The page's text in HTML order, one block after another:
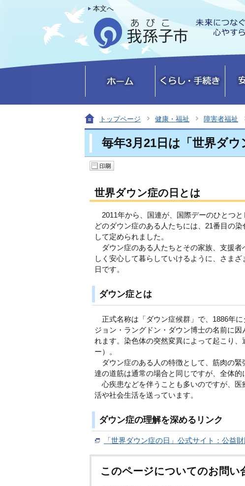
本文へ
トップページ 健康・福祉 障害者福祉
毎年3月21日は「世界ダ
世界ダウン症の日とは
2011年から、国連が、国際デーのひとつ
どのダウン症のある人たちには、21番目の
して定められました。
ダウン症のある人たちとその家族、支援者
しく安心して暮らしていけるように、さま
日です。
ダウン症とは
正式名称は「ダウン症候群」で、1886年に
ジョン・ラングドン・ダウン博士の名前に
れます。染色体の突然変異によって起こり
ー）。
ダウン症のある人の特徴として、筋肉の緊
達の道筋は通常の場合と同じですが、全体的
心疾患などを伴うことも多いのですが、医
活や社会生活を送っています。
ダウン症の理解を深めるリンク
「世界ダウン症の日」公式サイト：公益
このページについてのお問い